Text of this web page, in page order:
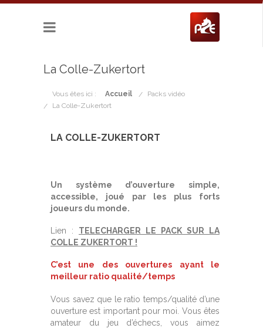
La Colle-Zukertort
Vous êtes ici : Accueil
Packs vidéo
La Colle-Zukertort
LA COLLE-ZUKERTORT
Un système d’ouverture simple,
accessible, joué par les plus forts
joueurs du monde.
Lien : TELECHARGER LE PACK SUR LA
COLLE ZUKERTORT !
C’est une des ouvertures ayant le
meilleur ratio qualité/temps
Vous savez que le ratio temps/qualité d’une
ouverture est important pour moi. Vous êtes
amateur du jeu d’échecs, vous aimez